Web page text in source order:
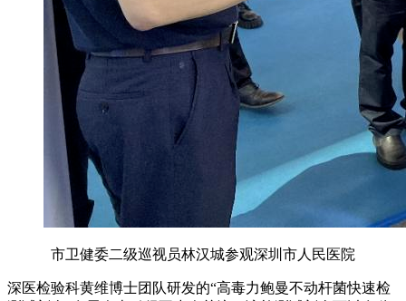
市卫健委二级巡视员林汉城参观深圳市人民医院
深医检验科黄维博士团队研发的“高毒力鲍曼不动杆菌快速检